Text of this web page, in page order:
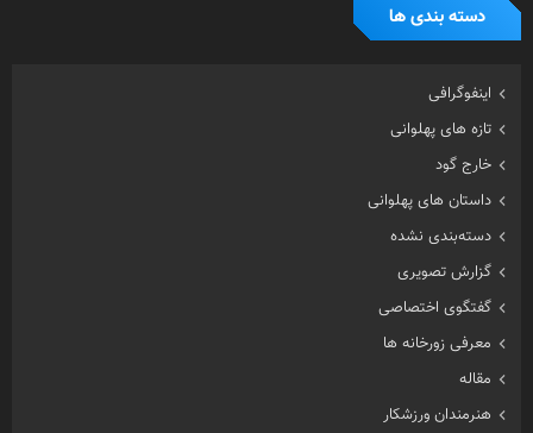
دسته بندی ها
اینفوگرافی
تازه های پهلوانی
خارج گود
داستان های پهلوانی
دسته‌بندی نشده
گزارش تصویری
گفتگوی اختصاصی
معرفی زورخانه ها
مقاله
هنرمندان ورزشکار